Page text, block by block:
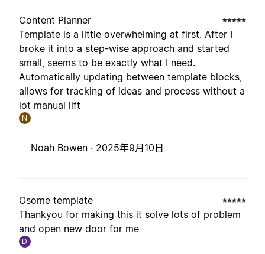
Content Planner
Template is a little overwhelming at first. After I
broke it into a step-wise approach and started
small, seems to be exactly what I need.
Automatically updating between template blocks,
allows for tracking of ideas and process without a
lot manual lift
N
Noah Bowen · 2025年9月10日
Osome template
Thankyou for making this it solve lots of problem
and open new door for me
D